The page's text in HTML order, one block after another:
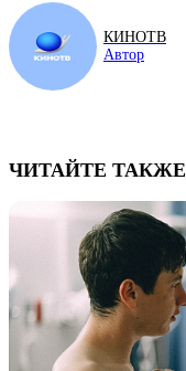
КИНОТВ
Автор
ЧИТАЙТЕ ТАКЖЕ